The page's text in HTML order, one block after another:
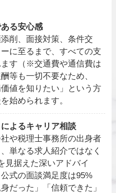
る安心感
削、面接対策、条件交
に至るまで、すべての支
す（※交通費や通信費は
等も一切不要なため、
価値を知りたい」という方
始められます。
よるキャリア相談
や税理士事務所の出身者
単なる求人紹介ではなく
見据えた深いアドバイ
式の面談満足度は95%
だった」「信頼できた」